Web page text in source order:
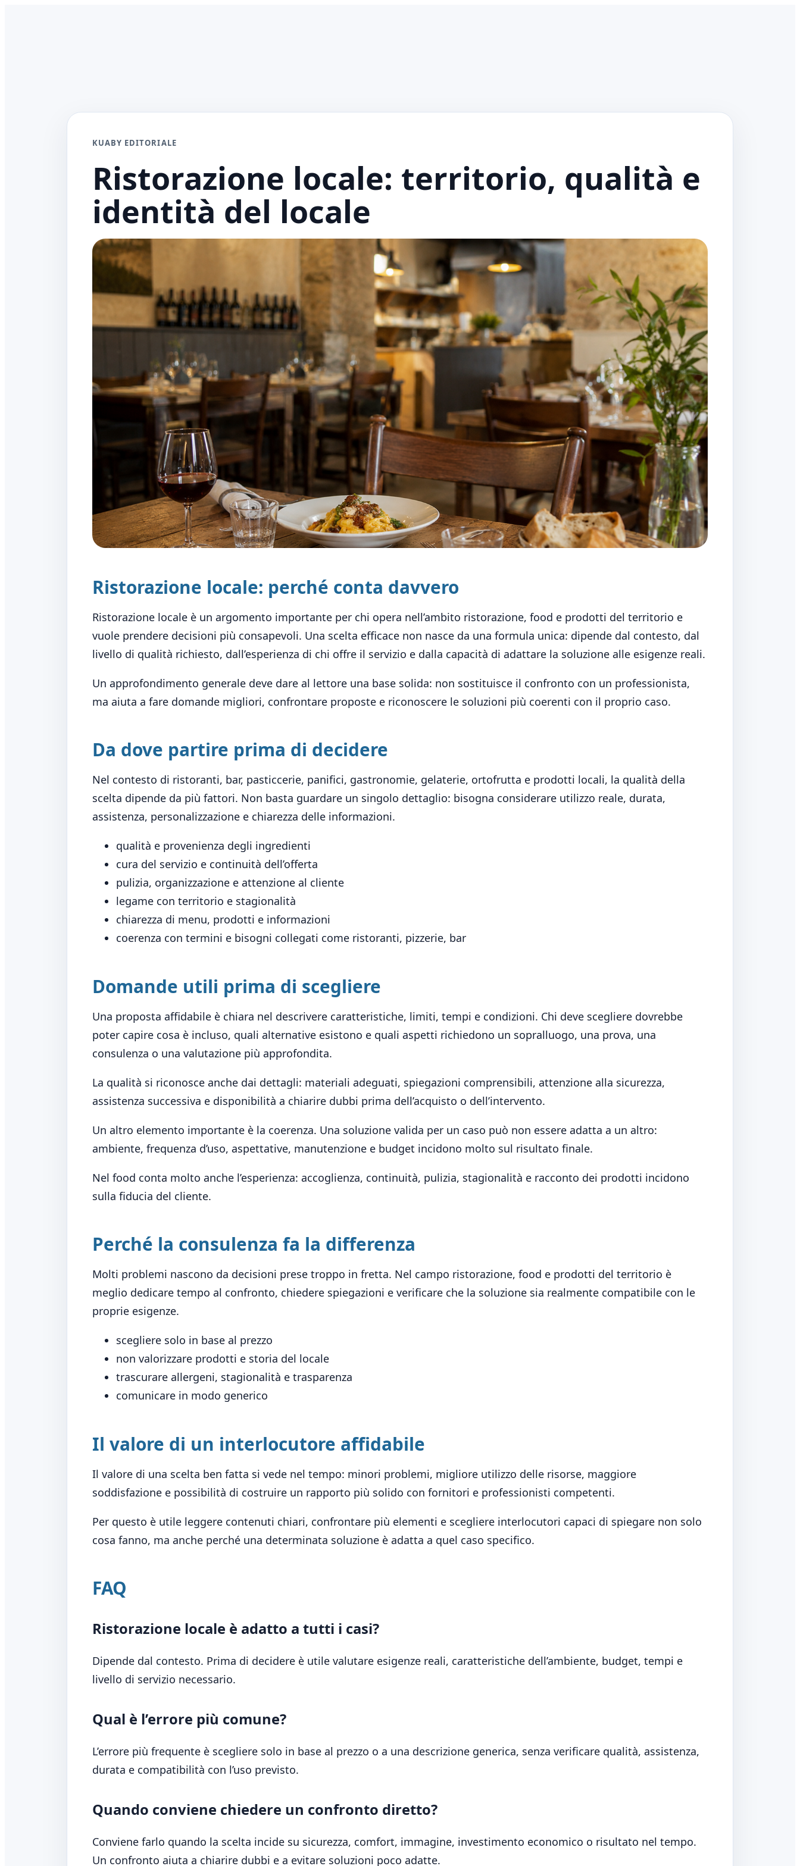
KUABY EDITORIALE
Ristorazione locale: territorio, qualità e
identità del locale
Ristorazione locale: perché conta davvero
Ristorazione locale è un argomento importante per chi opera nell’ambito ristorazione, food e prodotti del territorio e
vuole prendere decisioni più consapevoli. Una scelta efficace non nasce da una formula unica: dipende dal contesto, dal
livello di qualità richiesto, dall’esperienza di chi offre il servizio e dalla capacità di adattare la soluzione alle esigenze reali.
Un approfondimento generale deve dare al lettore una base solida: non sostituisce il confronto con un professionista,
ma aiuta a fare domande migliori, confrontare proposte e riconoscere le soluzioni più coerenti con il proprio caso.
Da dove partire prima di decidere
Nel contesto di ristoranti, bar, pasticcerie, panifici, gastronomie, gelaterie, ortofrutta e prodotti locali, la qualità della
scelta dipende da più fattori. Non basta guardare un singolo dettaglio: bisogna considerare utilizzo reale, durata,
assistenza, personalizzazione e chiarezza delle informazioni.
qualità e provenienza degli ingredienti
cura del servizio e continuità dell’offerta
pulizia, organizzazione e attenzione al cliente
legame con territorio e stagionalità
chiarezza di menu, prodotti e informazioni
coerenza con termini e bisogni collegati come ristoranti, pizzerie, bar
Domande utili prima di scegliere
Una proposta affidabile è chiara nel descrivere caratteristiche, limiti, tempi e condizioni. Chi deve scegliere dovrebbe
poter capire cosa è incluso, quali alternative esistono e quali aspetti richiedono un sopralluogo, una prova, una
consulenza o una valutazione più approfondita.
La qualità si riconosce anche dai dettagli: materiali adeguati, spiegazioni comprensibili, attenzione alla sicurezza,
assistenza successiva e disponibilità a chiarire dubbi prima dell’acquisto o dell’intervento.
Un altro elemento importante è la coerenza. Una soluzione valida per un caso può non essere adatta a un altro:
ambiente, frequenza d’uso, aspettative, manutenzione e budget incidono molto sul risultato finale.
Nel food conta molto anche l’esperienza: accoglienza, continuità, pulizia, stagionalità e racconto dei prodotti incidono
sulla fiducia del cliente.
Perché la consulenza fa la differenza
Molti problemi nascono da decisioni prese troppo in fretta. Nel campo ristorazione, food e prodotti del territorio è
meglio dedicare tempo al confronto, chiedere spiegazioni e verificare che la soluzione sia realmente compatibile con le
proprie esigenze.
scegliere solo in base al prezzo
non valorizzare prodotti e storia del locale
trascurare allergeni, stagionalità e trasparenza
comunicare in modo generico
Il valore di un interlocutore affidabile
Il valore di una scelta ben fatta si vede nel tempo: minori problemi, migliore utilizzo delle risorse, maggiore
soddisfazione e possibilità di costruire un rapporto più solido con fornitori e professionisti competenti.
Per questo è utile leggere contenuti chiari, confrontare più elementi e scegliere interlocutori capaci di spiegare non solo
cosa fanno, ma anche perché una determinata soluzione è adatta a quel caso specifico.
FAQ
Ristorazione locale è adatto a tutti i casi?
Dipende dal contesto. Prima di decidere è utile valutare esigenze reali, caratteristiche dell’ambiente, budget, tempi e
livello di servizio necessario.
Qual è l’errore più comune?
L’errore più frequente è scegliere solo in base al prezzo o a una descrizione generica, senza verificare qualità, assistenza,
durata e compatibilità con l’uso previsto.
Quando conviene chiedere un confronto diretto?
Conviene farlo quando la scelta incide su sicurezza, comfort, immagine, investimento economico o risultato nel tempo.
Un confronto aiuta a chiarire dubbi e a evitare soluzioni poco adatte.